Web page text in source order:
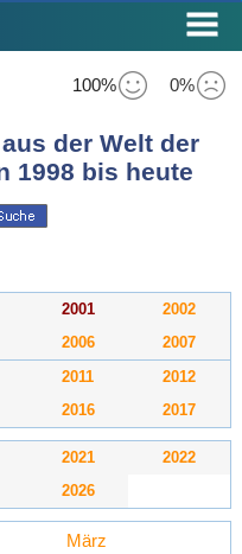
100% 0%
der Welt der
1998 bis heute
2001
2002
2006 2007
2011
2012
2016 2017
2021
2022
2026
März